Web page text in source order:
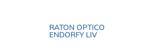
RATON OPTICO
ENDORFY LIV